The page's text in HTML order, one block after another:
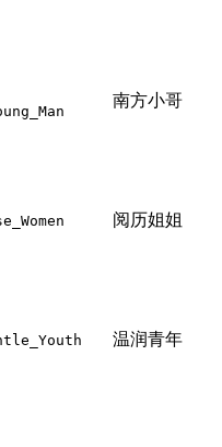
南方小哥
阅历姐姐
温润青年